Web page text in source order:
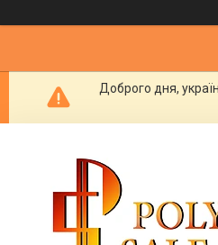
Доброго дня,